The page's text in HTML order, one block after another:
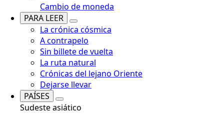
Cambio de moneda
PARA LEER
La crónica cósmica
A contrapelo
Sin billete de vuelta
La ruta natural
Crónicas del lejano Oriente
Dejarse llevar
PAÍSES
Sudeste asiático